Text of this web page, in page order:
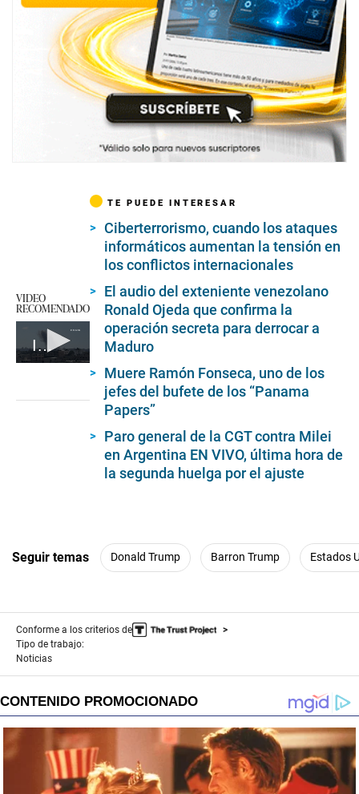
VIDEO
RECOMENDADO
Irán lanza un ataque con drones contra Israel
TE PUEDE INTERESAR
Ciberterrorismo, cuando los ataques
informáticos aumentan la tensión en
los conflictos internacionales
El audio del exteniente venezolano
Ronald Ojeda que confirma la
operación secreta para derrocar a
Maduro
Muere Ramón Fonseca, uno de los
jefes del bufete de los “Panama
Papers”
Paro general de la CGT contra Milei
en Argentina EN VIVO, última hora de
la segunda huelga por el ajuste
Seguir temas Donald Trump Barron Trump Estados
Conforme a los criterios de
Tipo de trabajo:
Noticias